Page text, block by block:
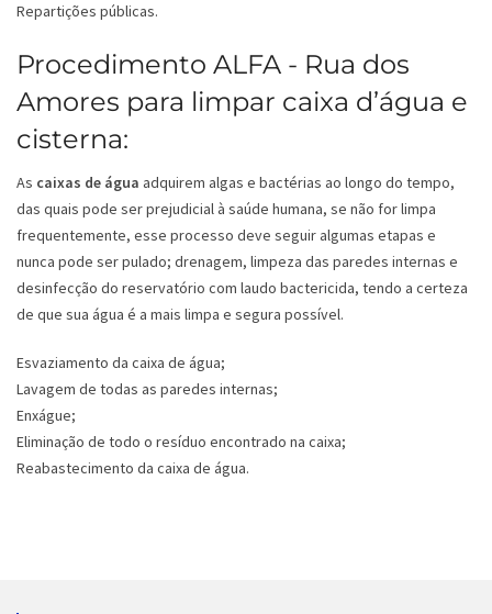
Repartições públicas.
Procedimento ALFA - Rua dos
Amores para limpar caixa d’água e
cisterna:
As caixas de água adquirem algas e bactérias ao longo do tempo,
das quais pode ser prejudicial à saúde humana, se não for limpa
frequentemente, esse processo deve seguir algumas etapas e
nunca pode ser pulado; drenagem, limpeza das paredes internas e
desinfecção do reservatório com laudo bactericida, tendo a certeza
de que sua água é a mais limpa e segura possível.
Esvaziamento da caixa de água;
Lavagem de todas as paredes internas;
Enxágue;
Eliminação de todo o resíduo encontrado na caixa;
Reabastecimento da caixa de água.